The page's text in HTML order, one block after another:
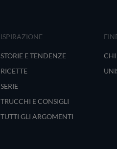
ISPIRAZIONE
STORIE E TENDENZE
RICETTE
SERIE
TRUCCHI E CONSIGLI
TUTTI GLI ARGOMENTI
CHI